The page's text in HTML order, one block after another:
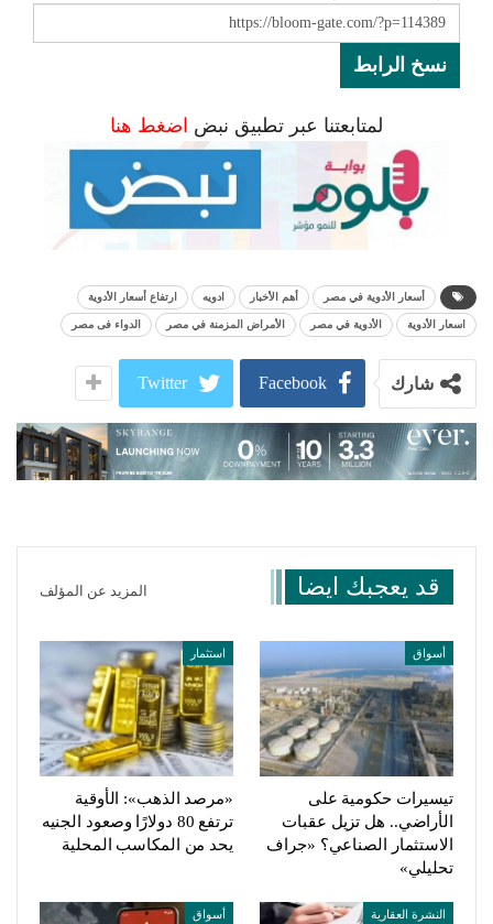
نسخ الرابط
لمتابعتنا عبر تطبيق نبض اضغط هنا
أسعار الأدوية في مصر أهم الأخبار ادويه ارتفاع أسعار الأدوية
اسعار الأدوية الأدوية في مصر الأمراض المزمنة في مصر الدواء فى مصر
شارك Facebook
Twitter
قد يعجبك ايضا المزيد عن المؤلف
أسواق
تيسيرات حكومية على
الأراضي.. هل تزيل عقبات
الاستثمار الصناعي؟ «جراف
تحليلي»
استثمار
«مرصد الذهب»: الأوقية
ترتفع 80 دولارًا وصعود الجنيه
يحد من المكاسب المحلية
النشرة العقارية أسواق